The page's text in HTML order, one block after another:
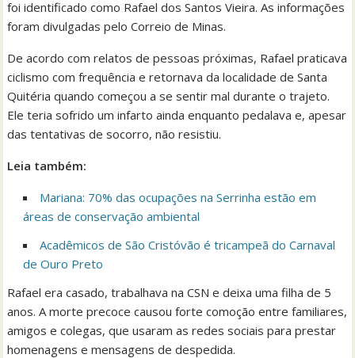
foi identificado como Rafael dos Santos Vieira. As informações
foram divulgadas pelo Correio de Minas.
De acordo com relatos de pessoas próximas, Rafael praticava
ciclismo com frequência e retornava da localidade de Santa
Quitéria quando começou a se sentir mal durante o trajeto.
Ele teria sofrido um infarto ainda enquanto pedalava e, apesar
das tentativas de socorro, não resistiu.
Leia também:
Mariana: 70% das ocupações na Serrinha estão em
áreas de conservação ambiental
Acadêmicos de São Cristóvão é tricampeã do Carnaval
de Ouro Preto
Rafael era casado, trabalhava na CSN e deixa uma filha de 5
anos. A morte precoce causou forte comoção entre familiares,
amigos e colegas, que usaram as redes sociais para prestar
homenagens e mensagens de despedida.